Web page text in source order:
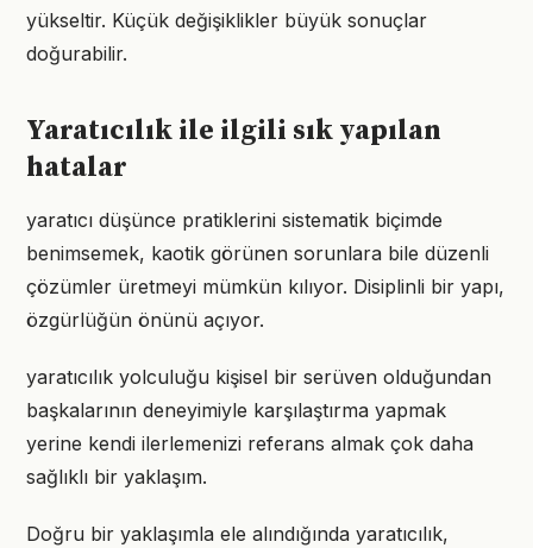
yükseltir. Küçük değişiklikler büyük sonuçlar
doğurabilir.
Yaratıcılık ile ilgili sık yapılan
hatalar
yaratıcı düşünce pratiklerini sistematik biçimde
benimsemek, kaotik görünen sorunlara bile düzenli
çözümler üretmeyi mümkün kılıyor. Disiplinli bir yapı,
özgürlüğün önünü açıyor.
yaratıcılık yolculuğu kişisel bir serüven olduğundan
başkalarının deneyimiyle karşılaştırma yapmak
yerine kendi ilerlemenizi referans almak çok daha
sağlıklı bir yaklaşım.
Doğru bir yaklaşımla ele alındığında yaratıcılık,